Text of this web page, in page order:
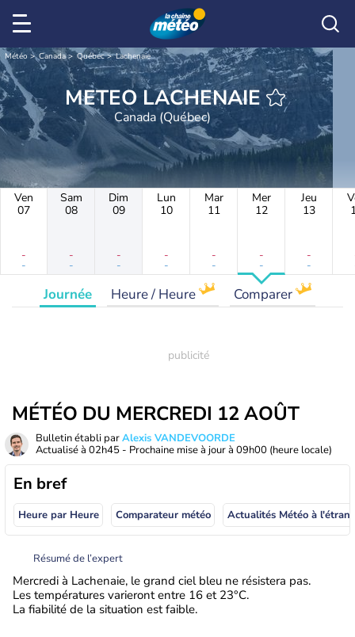
Météo Canada Québec Lachenaie
METEO LACHENAIE
Canada (Québec)
Ven
07
-
-
Sam
08
-
-
Dim
09
-
-
Lun
10
-
-
Mar
11
-
-
Mer
12
-
-
Jeu
13
-
-
Journée Heure / Heure Comparer
MÉTÉO DU MERCREDI 12 AOÛT
Bulletin établi parAlexis VANDEVOORDE
Actualisé à 02h45 - Prochaine mise à jour à 09h00 (heure locale)
En bref
Heure par Heure Comparateur météo
Résumé de l’expert
Mercredi à Lachenaie, le grand ciel bleu ne résistera pas.
Les températures varieront entre 16 et 23°C.
La fiabilité de la situation est faible.